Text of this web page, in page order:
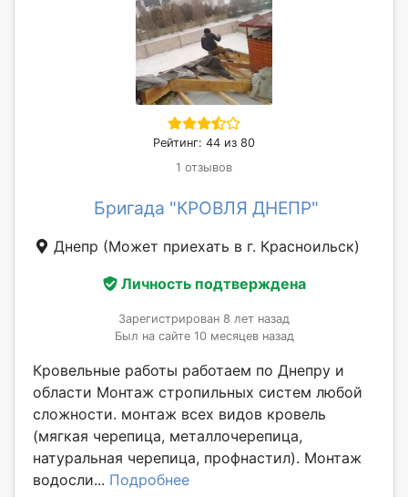
Рейтинг: 44 из 80
1 отзывов
Бригада "КРОВЛЯ ДНЕПР"
Днепр (Может приехать в г. Красноильск)
Личность подтверждена
Зарегистрирован 8 лет назад
Был на сайте 10 месяцев назад
Кровельные работы работаем по Днепру и
области Монтаж стропильных систем любой
сложности. монтаж всех видов кровель
(мягкая черепица, металлочерепица,
натуральная черепица, профнастил). Монтаж
водосли... Подробнее